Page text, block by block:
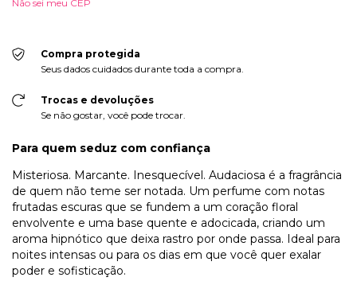
Não sei meu CEP
Compra protegida
Seus dados cuidados durante toda a compra.
Trocas e devoluções
Se não gostar, você pode trocar.
Para quem seduz com confiança
Misteriosa. Marcante. Inesquecível. Audaciosa é a fragrância
de quem não teme ser notada. Um perfume com notas
frutadas escuras que se fundem a um coração floral
envolvente e uma base quente e adocicada, criando um
aroma hipnótico que deixa rastro por onde passa. Ideal para
noites intensas ou para os dias em que você quer exalar
poder e sofisticação.